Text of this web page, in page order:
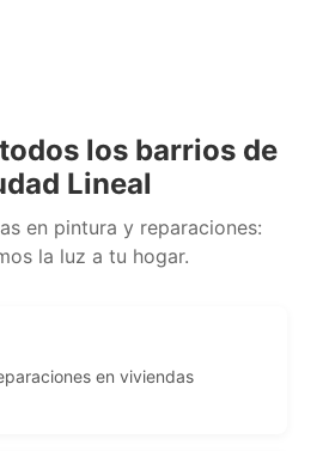
los barrios de
Lineal
en pintura y reparaciones:
la luz a tu hogar.
en viviendas